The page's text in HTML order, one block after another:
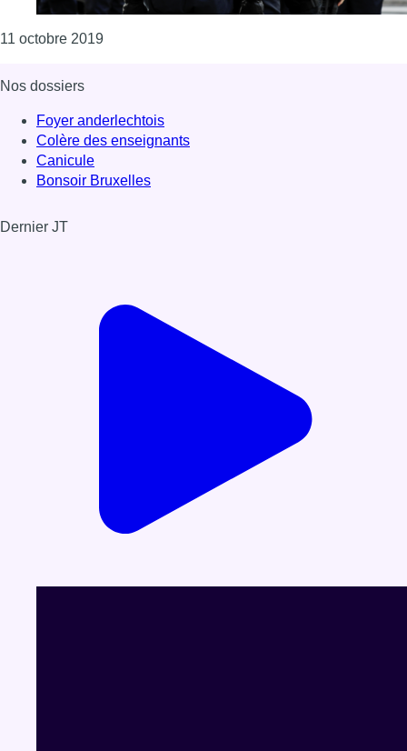
11 octobre 2019Consulter l'article "Le taux de suicide policier
Nos dossiers
Foyer anderlechtois
Colère des enseignants
Canicule
Bonsoir Bruxelles
Dernier JT